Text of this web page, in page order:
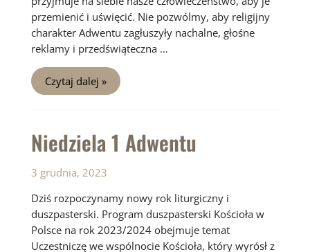
przemienić i uświęcić. Nie pozwólmy, aby religijny
charakter Adwentu zagłuszyły nachalne, głośne
reklamy i przedświąteczna …
Niedziela
2
Adwentu
Czytaj dalej »
Niedziela 1 Adwentu
3 grudnia, 2023
Dziś rozpoczynamy nowy rok liturgiczny i
duszpasterski. Program duszpasterski Kościoła w
Polsce na rok 2023/2024 obejmuje temat
Uczestniczę we wspólnocie Kościoła, który wyrósł z